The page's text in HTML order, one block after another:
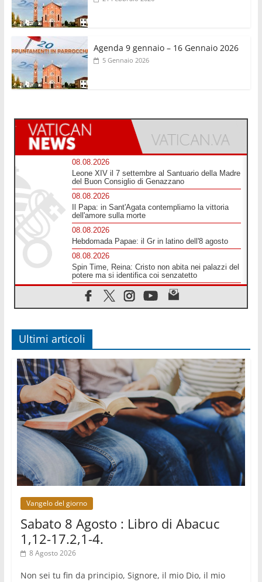
Agenda 9 gennaio – 16 Gennaio 2026
5 Gennaio 2026
08.08.2026
Leone XIV il 7 settembre al Santuario della Madre
del Buon Consiglio di Genazzano
08.08.2026
Il Papa: in Sant'Agata contempliamo la vittoria
dell'amore sulla morte
08.08.2026
Hebdomada Papae: il Gr in latino dell'8 agosto
08.08.2026
Spin Time, Reina: Cristo non abita nei palazzi del
potere ma si identifica coi senzatetto
08.08.2026
SIGNIS 2026, la comunicazione al servizio del
Vangelo
Argentina, l'arcivescovo Colombo: "La visita del
Papa messaggio di pace e dignità"
08.08.2026
Tonalestate 2026, i giovani sconfiggono la paura
08.08.2026
Marcinelle, 70 anni dopo istituita la Giornata
europea per le vittime sul lavoro
08.08.2026
Arabia Saudita, Turchia e Pakistan stringono una
nuova alleanza militare in Medio Oriente
08.08.2026
Il Papa in Perù, il cardinale Castillo: spinta
all'unità in mezzo alle sfide del Paese
Ultimi articoli
Vangelo del giorno
Sabato 8 Agosto : Libro di Abacuc
1,12-17.2,1-4.
8 Agosto 2026
Non sei tu fin da principio, Signore, il mio Dio, il mio